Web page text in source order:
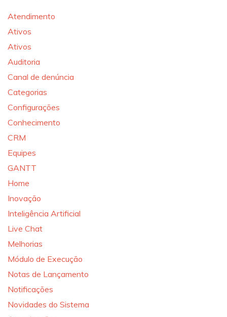
Atendimento
Ativos
Ativos
Auditoria
Canal de denúncia
Categorias
Configurações
Conhecimento
CRM
Equipes
GANTT
Home
Inovação
Inteligência Artificial
Live Chat
Melhorias
Módulo de Execução
Notas de Lançamento
Notificações
Novidades do Sistema